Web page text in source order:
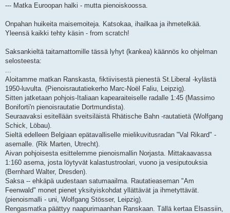
e
i
--- Matka Euroopan halki - mutta pienoiskoossa.
Onpahan huikeita maisemoiteja. Katsokaa, ihailkaa ja ihmetelkää.
Yleensä kaikki tehty käsin - from scratch!
Saksankieltä taitamattomille tässä lyhyt (kankea) käännös ko ohjelman
selosteesta:
Aloitamme matkan Ranskasta, fiktiivisestä pienestä St.Liberal -kylästä
1950-luvulta. (Pienoisrautatiekerho Marc-Noël Faliu, Leipzig).
Sitten jatketaan pohjois-Italiaan kapearaiteiselle radalle 1:45 (Massimo
Boniforti'n pienoisrautatie Dortmundista).
Seuraavaksi esitellään sveitsiläistä Rhätische Bahn -rautatietä (Wolfgang
Schick, Löbau).
Sieltä edelleen Belgiaan epätavalliselle mielikuvitusradan "Val Rikard" -
asemalle. (Rik Marten, Utrecht).
Aivan pohjoisesta esittelemme pienoismallin Norjasta. Mittakaavassa
1:160 asema, josta löytyvät kalastustroolari, vuono ja vesiputouksia
(Bernhard Walter, Dresden).
Saksa -- ehkäpä uudestaan satumaailma. Rautatieaseman "Am
Feenwald" monet pienet yksityiskohdat yllättävät ja ihmetyttävät.
(pienoismalli - uni, Wolfgang Stösser, Leipzig).
Rengasmatka päättyy naapurimaanhan Ranskaan. Tällä kertaa Elsassiin,